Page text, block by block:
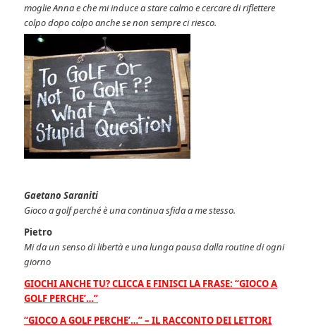
moglie Anna e che mi induce a stare calmo e cercare di riflettere
colpo dopo colpo anche se non sempre ci riesco.
Gaetano Saraniti
Gioco a golf perché è una continua sfida a me stesso.
Pietro
Mi da un senso di libertà e una lunga pausa dalla routine di ogni
giorno
GIOCHI ANCHE TU? CLICCA E FINISCI LA FRASE: “GIOCO A
GOLF PERCHE’…”
“GIOCO A GOLF PERCHE’…” – IL RACCONTO DEI LETTORI